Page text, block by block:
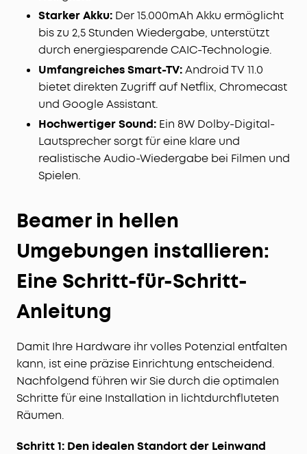
Starker Akku: Der 15.000mAh Akku ermöglicht
bis zu 2,5 Stunden Wiedergabe, unterstützt
durch energiesparende CAIC-Technologie.
Umfangreiches Smart-TV:Android TV 11.0
bietet direkten Zugriff auf Netflix, Chromecast
und Google Assistant.
Hochwertiger Sound: Ein 8W Dolby-Digital-
Lautsprecher sorgt für eine klare und
realistische Audio-Wiedergabe bei Filmen und
Spielen.
Beamer in hellen
Umgebungen installieren:
Eine Schritt-für-Schritt-
Anleitung
Damit Ihre Hardware ihr volles Potenzial entfalten
kann, ist eine präzise Einrichtung entscheidend.
Nachfolgend führen wir Sie durch die optimalen
Schritte für eine Installation in lichtdurchfluteten
Räumen.
Schritt 1: Den idealen Standort der Leinwand